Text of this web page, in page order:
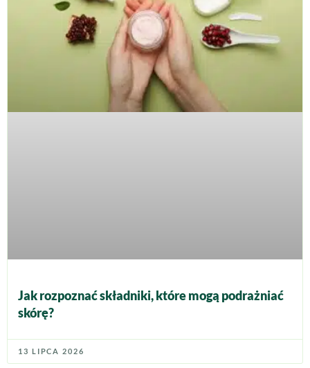
Jak rozpoznać składniki, które mogą podrażniać
skórę?
13 LIPCA 2026